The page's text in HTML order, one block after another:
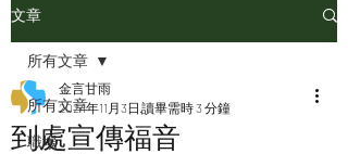
文章
所有文章
職場
所有文章
到處宣傳福音
金言甘雨
2024年11月3日 讀畢需時 3 分鐘